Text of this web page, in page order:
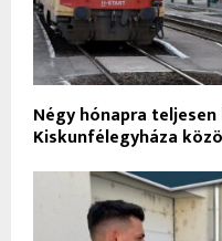
Négy hónapra
Kiskunfélegyháza